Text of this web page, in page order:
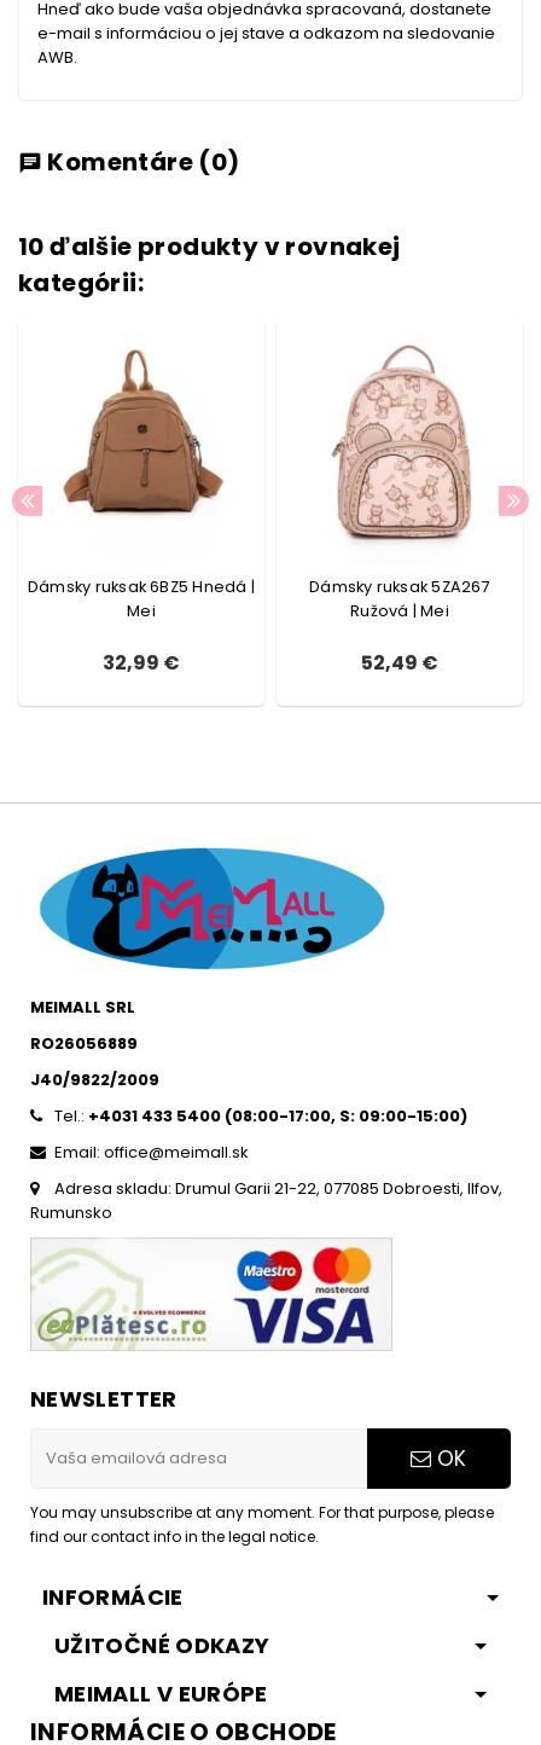
Hneď ako bude vaša objednávka spracovaná, dostanete
e-mail s informáciou o jej stave a odkazom na sledovanie
AWB.
chat Komentáre (0)
10 ďalšie produkty v rovnakej
kategórii:
Dámsky ruksak 6BZ5 Hnedá |
Mei
32,99 €
Dámsky ruksak 5ZA267
Ružová | Mei
52,49 €
MEIMALL SRL
RO26056889
J40/9822/2009
Tel.: +4031 433 5400 (08:00-17:00, S: 09:00-15:00)
Email: office@meimall.sk
Adresa skladu: Drumul Garii 21-22, 077085 Dobroesti, Ilfov,
Rumunsko
NEWSLETTER
OK
You may unsubscribe at any moment. For that purpose, please
find our contact info in the legal notice.
INFORMÁCIE
UŽITOČNÉ ODKAZY
MEIMALL V EURÓPE
INFORMÁCIE O OBCHODE